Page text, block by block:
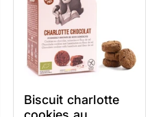
Biscuit charlotte